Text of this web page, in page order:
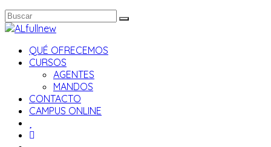
QUÉ OFRECEMOS
CURSOS
AGENTES
MANDOS
CONTACTO
CAMPUS ONLINE